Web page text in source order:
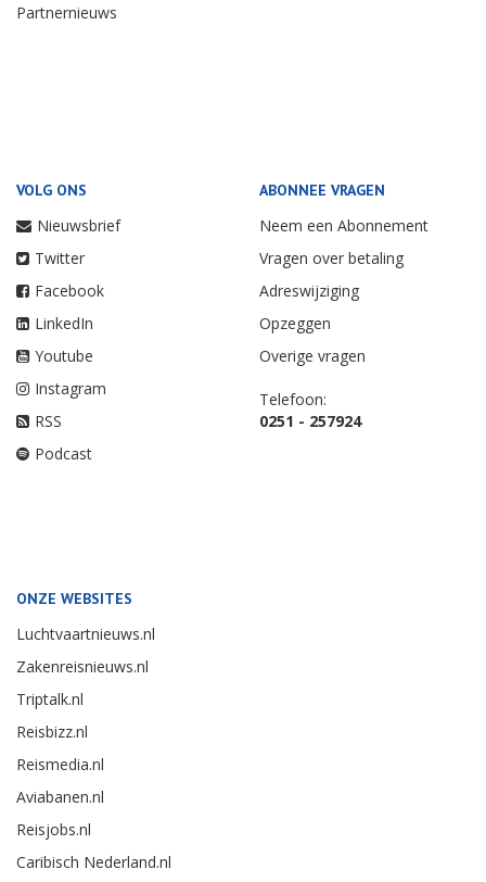
Partnernieuws
VOLG ONS
Nieuwsbrief
Twitter
Facebook
LinkedIn
Youtube
Instagram
RSS
Podcast
ABONNEE VRAGEN
Neem een Abonnement
Vragen over betaling
Adreswijziging
Opzeggen
Overige vragen
Telefoon:
0251 - 257924
ONZE WEBSITES
Luchtvaartnieuws.nl
Zakenreisnieuws.nl
Triptalk.nl
Reisbizz.nl
Reismedia.nl
Aviabanen.nl
Reisjobs.nl
Caribisch Nederland.nl